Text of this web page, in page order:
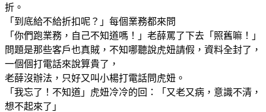
折。
「到底給不給折扣呢？」每個業務都來問
「你們跑業務，自己不知道嗎！」老薛罵了下去「照舊嘛！」
問題是那些客戶也真賊，不知哪聽說虎妞請假，資料全封了，
一個個打電話來說算貴了，
老薛沒辦法，只好又叫小楊打電話問虎妞。
「我忘了！不知道」虎妞冷冷的回：「又老又病，意識不清，
想不起來了」